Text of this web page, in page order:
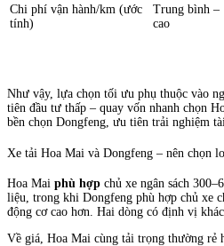
Chi phí vận hành/km (ước
tính)
Trung bình –
cao
Như vậy, lựa chọn tối ưu phụ thuộc vào
tiên đầu tư thấp – quay vốn nhanh chọn
bền chọn Dongfeng, ưu tiên trải nghiệm
Xe tải Hoa Mai và Dongfeng – nên chọn
Hoa Mai phù hợp chủ xe ngân sách
liệu, trong khi Dongfeng phù hợp chủ xe
động cơ cao hơn. Hai dòng có định vị
Về giá, Hoa Mai cùng tải trọng thường rẻ